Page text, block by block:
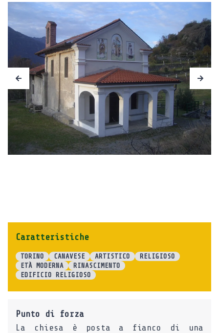
Caratteristiche
TORINO CANAVESE ARTISTICO
RELIGIOSO
ETÀ MODERNA
RINASCIMENTO
EDIFICIO RELIGIOSO
Punto di forza
La chiesa è posta a fianco di una